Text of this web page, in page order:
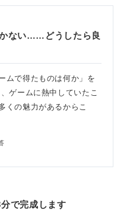
印象を残すことができま
ない……どうしたら良
ムで得たものは何か」を
ゲームに熱中していたこ
くの魅力があるからこ
で完成します